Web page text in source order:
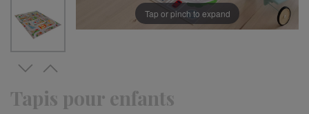
Tap or pinch to expand
Tapis pour enfants